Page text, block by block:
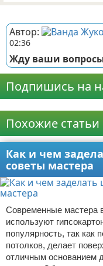
Автор:
02:36
Жду ваши
Подпишись на
Похожие статьи
Как и чем
советы мастера
Современные мастера
используют
популярность, так как
потолков, делает
отличным основанием